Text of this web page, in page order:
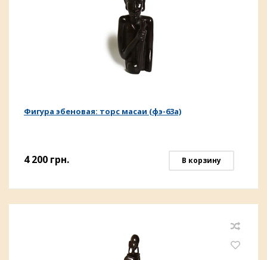
Фигура эбеновая: торс масаи (фэ-63а)
4 200 грн. В корзину